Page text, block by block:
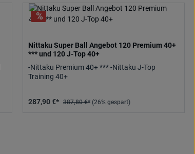
Nittaku Super Ball Angebot 120 Premium 40+
*** und 120 J-Top 40+
-Nittaku Premium 40+ *** -Nittaku J-Top
Training 40+
287,90 €* 387,80 €* (26% gespart)